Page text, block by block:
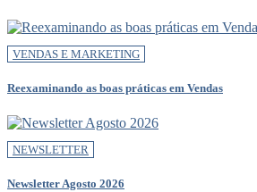
VENDAS E MARKETING
Reexaminando as boas práticas em Vendas
NEWSLETTER
Newsletter Agosto 2026